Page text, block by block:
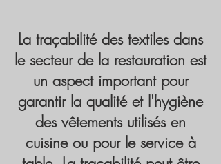
La traçabilité des textiles dans
le secteur de la restauration est
un aspect important pour
garantir la qualité et l'hygiène
des vêtements utilisés en
cuisine ou pour le service à